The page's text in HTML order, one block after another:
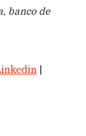
banco de